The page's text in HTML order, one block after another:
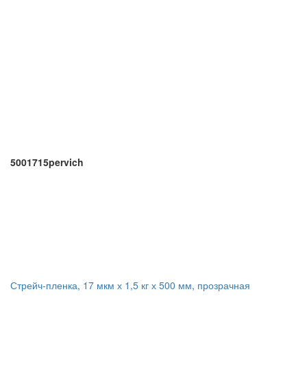
5001715pervich
Стрейч-пленка, 17 мкм х 1,5 кг х 500 мм, прозрачная